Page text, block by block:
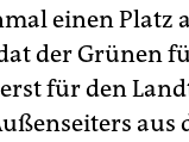
einen Platz
der Grünen
für den
aus